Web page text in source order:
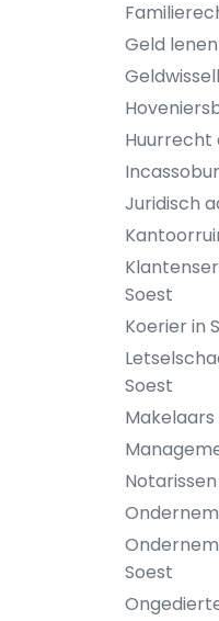
Geld
Huurrecht
Juridisch
Soest
Koerier in
Soest
Makelaars
Soest